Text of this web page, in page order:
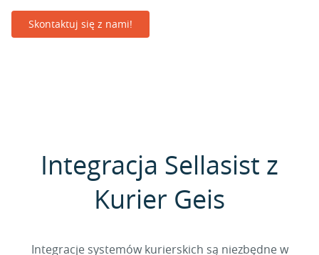
Skontaktuj się z nami!
Integracja Sellasist z
Kurier Geis
Integracje systemów kurierskich są niezbędne w